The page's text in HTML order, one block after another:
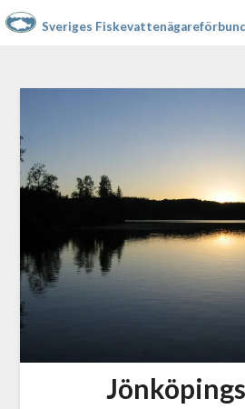
Sveriges